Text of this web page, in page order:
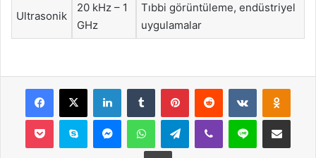
Ultrasonik
20 kHz – 1
GHz
Tıbbi görüntüleme, endüstriyel
uygulamalar
Facebook
X LinkedInTumblr PinterestReddit VKontakte
Pocket Skype MessengerWhatsAppTelegramViber Line E-Posta ile
Yazdır